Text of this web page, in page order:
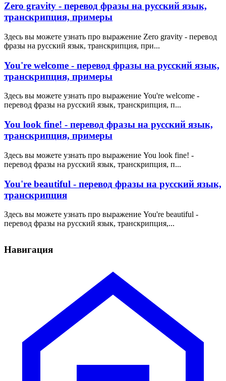
Zero gravity - перевод фразы на русский язык,
транскрипция, примеры
Здесь вы можете узнать про выражение Zero gravity - перевод
фразы на русский язык, транскрипция, при...
You're welcome - перевод фразы на русский язык,
транскрипция, примеры
Здесь вы можете узнать про выражение You're welcome -
перевод фразы на русский язык, транскрипция, п...
You look fine! - перевод фразы на русский язык,
транскрипция, примеры
Здесь вы можете узнать про выражение You look fine! -
перевод фразы на русский язык, транскрипция, п...
You're beautiful - перевод фразы на русский язык,
транскрипция
Здесь вы можете узнать про выражение You're beautiful -
перевод фразы на русский язык, транскрипция,...
Навигация